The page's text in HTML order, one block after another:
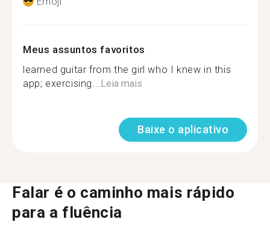
Meus assuntos favoritos
learned guitar from the girl who I knew in this
app; exercising... Leia mais
Baixe o aplicativo
Falar é o caminho mais rápido
para a fluência